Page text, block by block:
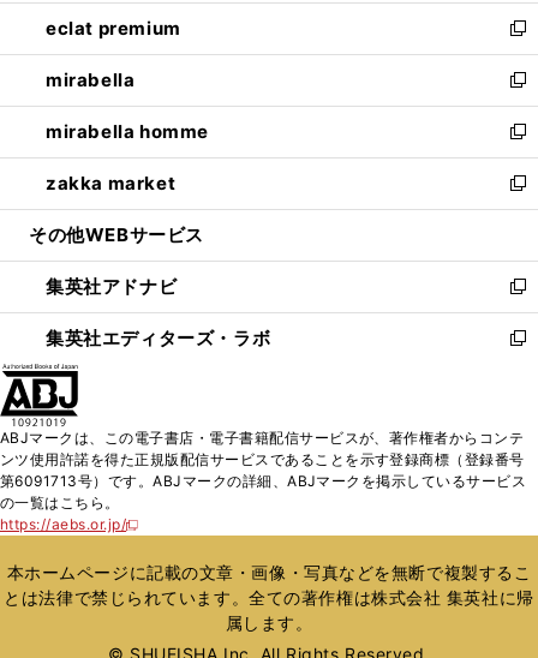
く
で
開
く
ン
ド
ウ
で
開
く
ウ
ィ
ン
ド
ウ
で
開
く
し
い
ウ
ィ
ン
ド
ウ
で
開
eclat premium
新
し
い
ウ
ィ
ン
ド
ウ
開
く
mirabella
新
し
い
ウ
ィ
ン
ウ
で
開
く
mirabella homme
新
し
い
ウ
ン
ド
ウ
で
zakka market
新
し
ウ
ィ
ン
ド
く
その他WEBサービス
集英社アドナビ
新
し
い
ド
ウ
で
集英社エディターズ・ラボ
新
ィ
ン
ド
開
く
ABJマークは、この電子書店・電子書籍配信サービスが、著作権者からコンテ
ンツ使用許諾を得た正規版配信サービスであることを示す登録商標（登録番号
第6091713号）です。ABJマークの詳細、ABJマークを掲示しているサービス
の一覧はこちら。
https://aebs.or.jp/
新
い
ウ
ィ
本ホームページに記載の文章・画像・写真などを無断で複製するこ
とは法律で禁じられています。全ての著作権は株式会社 集英社に帰
属します。